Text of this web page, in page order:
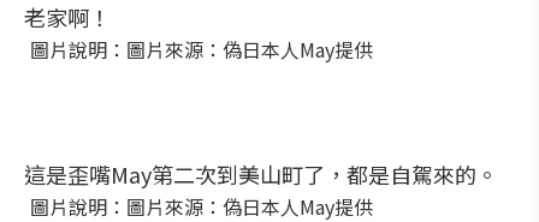
老家啊！
圖片說明：圖片來源：偽日本人May提供
這是歪嘴May第二次到美山町了，都是自駕來的。
圖片說明：圖片來源：偽日本人May提供